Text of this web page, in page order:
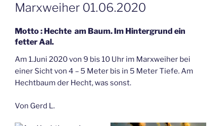
AM
Marxweiher 01.06.2020
Motto : Hechte am Baum. Im Hintergrund ein
fetter Aal.
Am 1.Juni 2020 von 9 bis 10 Uhr im Marxweiher bei
einer Sicht von 4 – 5 Meter bis in 5 Meter Tiefe. Am
Hechtbaum der Hecht, was sonst.
Von Gerd L.